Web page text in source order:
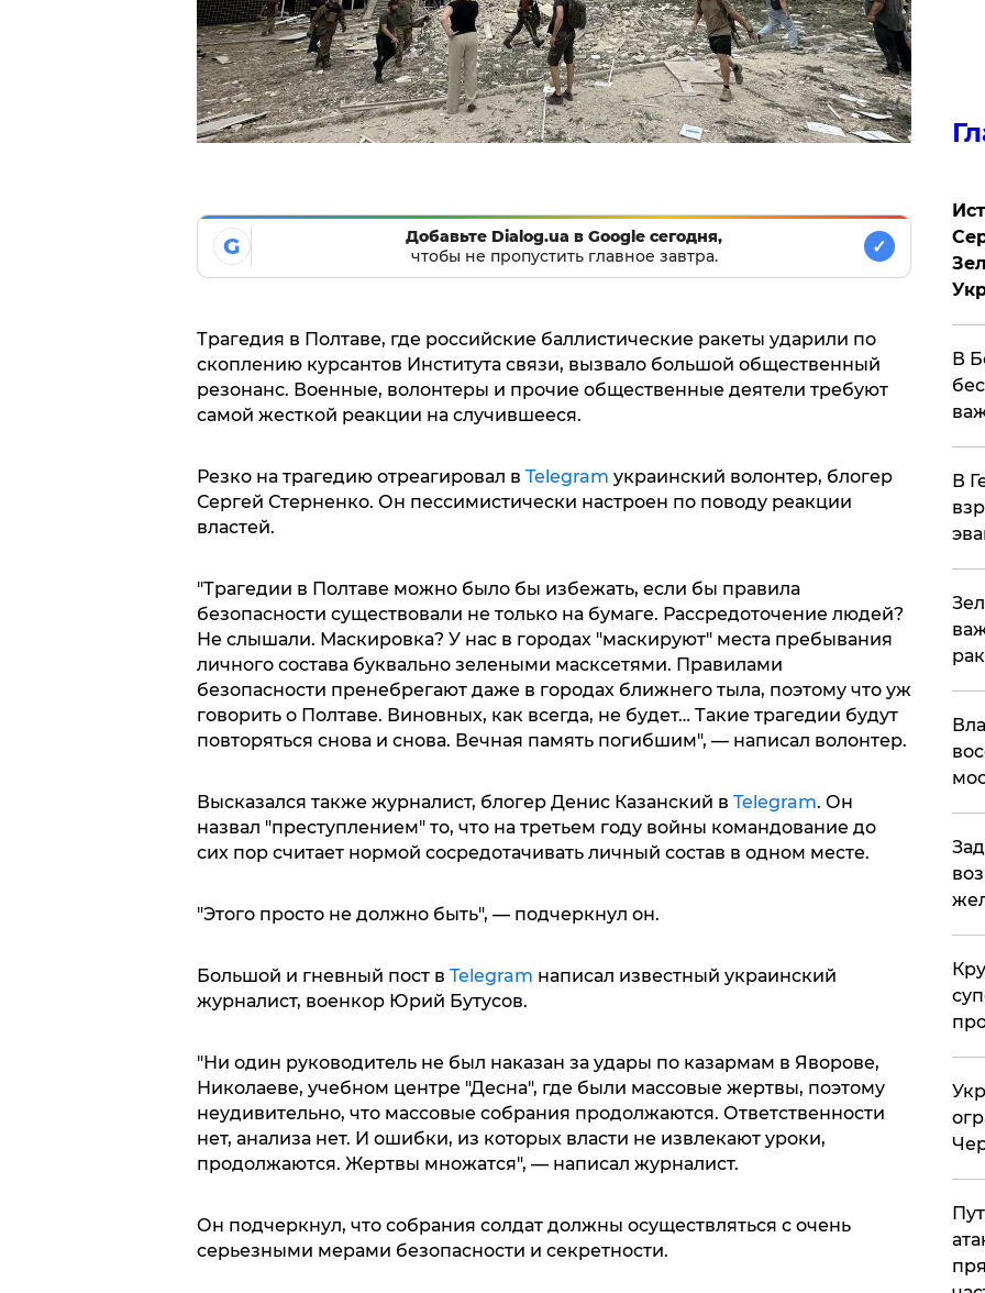
G
Добавьте Dialog.ua в Google сегодня,
чтобы не пропустить главное завтра.
✓
Трагедия в Полтаве, где российские баллистические ракеты ударили по
скоплению курсантов Института связи, вызвало большой общественный
резонанс. Военные, волонтеры и прочие общественные деятели требуют
самой жесткой реакции на случившееся.
Резко на трагедию отреагировал в Telegram украинский волонтер, блогер
Сергей Стерненко. Он пессимистически настроен по поводу реакции
властей.
"Трагедии в Полтаве можно было бы избежать, если бы правила
безопасности существовали не только на бумаге. Рассредоточение людей?
Не слышали. Маскировка? У нас в городах "маскируют" места пребывания
личного состава буквально зелеными масксетями. Правилами
безопасности пренебрегают даже в городах ближнего тыла, поэтому что уж
говорить о Полтаве. Виновных, как всегда, не будет… Такие трагедии будут
повторяться снова и снова. Вечная память погибшим", — написал волонтер.
Высказался также журналист, блогер Денис Казанский в Telegram. Он
назвал "преступлением" то, что на третьем году войны командование до
сих пор считает нормой сосредотачивать личный состав в одном месте.
"Этого просто не должно быть", — подчеркнул он.
Большой и гневный пост в Telegram написал известный украинский
журналист, военкор Юрий Бутусов.
"Ни один руководитель не был наказан за удары по казармам в Яворове,
Николаеве, учебном центре "Десна", где были массовые жертвы, поэтому
неудивительно, что массовые собрания продолжаются. Ответственности
нет, анализа нет. И ошибки, из которых власти не извлекают уроки,
продолжаются. Жертвы множатся", — написал журналист.
Он подчеркнул, что собрания солдат должны осуществляться с очень
серьезными мерами безопасности и секретности.
В
В